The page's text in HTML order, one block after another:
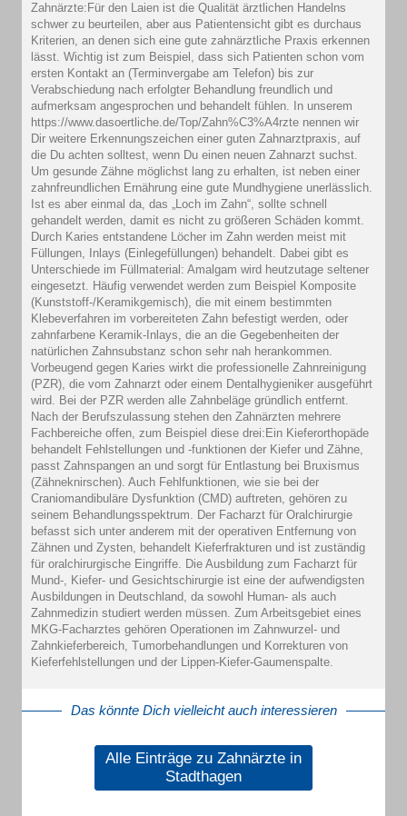
Zahnärzte:Für den Laien ist die Qualität ärztlichen Handelns
schwer zu beurteilen, aber aus Patientensicht gibt es durchaus
Kriterien, an denen sich eine gute zahnärztliche Praxis erkennen
lässt. Wichtig ist zum Beispiel, dass sich Patienten schon vom
ersten Kontakt an (Terminvergabe am Telefon) bis zur
Verabschiedung nach erfolgter Behandlung freundlich und
aufmerksam angesprochen und behandelt fühlen. In unserem
https://www.dasoertliche.de/Top/Zahn%C3%A4rzte nennen wir
Dir weitere Erkennungszeichen einer guten Zahnarztpraxis, auf
die Du achten solltest, wenn Du einen neuen Zahnarzt suchst.
Um gesunde Zähne möglichst lang zu erhalten, ist neben einer
zahnfreundlichen Ernährung eine gute Mundhygiene unerlässlich.
Ist es aber einmal da, das „Loch im Zahn“, sollte schnell
gehandelt werden, damit es nicht zu größeren Schäden kommt.
Durch Karies entstandene Löcher im Zahn werden meist mit
Füllungen, Inlays (Einlegefüllungen) behandelt. Dabei gibt es
Unterschiede im Füllmaterial: Amalgam wird heutzutage seltener
eingesetzt. Häufig verwendet werden zum Beispiel Komposite
(Kunststoff-/Keramikgemisch), die mit einem bestimmten
Klebeverfahren im vorbereiteten Zahn befestigt werden, oder
zahnfarbene Keramik-Inlays, die an die Gegebenheiten der
natürlichen Zahnsubstanz schon sehr nah herankommen.
Vorbeugend gegen Karies wirkt die professionelle Zahnreinigung
(PZR), die vom Zahnarzt oder einem Dentalhygieniker ausgeführt
wird. Bei der PZR werden alle Zahnbeläge gründlich entfernt.
Nach der Berufszulassung stehen den Zahnärzten mehrere
Fachbereiche offen, zum Beispiel diese drei:Ein Kieferorthopäde
behandelt Fehlstellungen und -funktionen der Kiefer und Zähne,
passt Zahnspangen an und sorgt für Entlastung bei Bruxismus
(Zähneknirschen). Auch Fehlfunktionen, wie sie bei der
Craniomandibuläre Dysfunktion (CMD) auftreten, gehören zu
seinem Behandlungsspektrum. Der Facharzt für Oralchirurgie
befasst sich unter anderem mit der operativen Entfernung von
Zähnen und Zysten, behandelt Kieferfrakturen und ist zuständig
für oralchirurgische Eingriffe. Die Ausbildung zum Facharzt für
Mund-, Kiefer- und Gesichtschirurgie ist eine der aufwendigsten
Ausbildungen in Deutschland, da sowohl Human- als auch
Zahnmedizin studiert werden müssen. Zum Arbeitsgebiet eines
MKG-Facharztes gehören Operationen im Zahnwurzel- und
Zahnkieferbereich, Tumorbehandlungen und Korrekturen von
Kieferfehlstellungen und der Lippen-Kiefer-Gaumenspalte.
Das könnte Dich vielleicht auch interessieren
Alle Einträge zu Zahnärzte in
Stadthagen